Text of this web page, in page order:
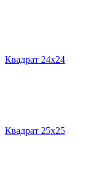
Квадрат 24х24
Квадрат 25х25